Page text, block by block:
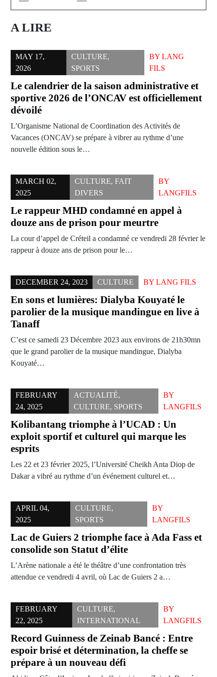
A LIRE
MAY 17,
2026
CULTURE,
SPORTS
BY LANG
FILS
Le calendrier de la saison administrative et
sportive 2026 de l’ONCAV est officiellement
dévoilé
L’Organisme National de Coordination des Activités de
Vacances (ONCAV) se prépare à vibrer au rythme d’une
nouvelle édition sous le…
MARCH 02,
2025
CULTURE, FAIT
DIVERS
BY
LANGFILS
Le rappeur MHD condamné en appel à
douze ans de prison pour meurtre
La cour d’appel de Créteil a condamné ce vendredi 28 février le
rappeur à douze ans de prison pour le…
DECEMBER 24, 2023 CULTURE BY LANG FILS
En sons et lumières: Dialyba Kouyaté le
parolier de la musique mandingue en live à
Tanaff
C’est ce samedi 23 Décembre 2023 aux environs de 21h30mn
que le grand parolier de la musique mandingue, Dialyba
Kouyaté…
FEBRUARY
24, 2025
ACTUALITÉ,
CULTURE, SPORTS
BY
LANGFILS
Kolibantang triomphe à l’UCAD : Un
exploit sportif et culturel qui marque les
esprits
Les 22 et 23 février 2025, l’Université Cheikh Anta Diop de
Dakar a vibré au rythme d’un événement culturel et…
APRIL 04,
2025
CULTURE,
SPORTS
BY
LANGFILS
Lac de Guiers 2 triomphe face à Ada Fass et
consolide son Statut d’élite
L’Arène nationale a été le théâtre d’une confrontation très
attendue ce vendredi 4 avril, où Lac de Guiers 2 a…
FEBRUARY
22, 2025
CULTURE,
INTERNATIONAL
BY
LANGFILS
Record Guinness de Zeinab Bancé : Entre
espoir brisé et détermination, la cheffe se
prépare à un nouveau défi